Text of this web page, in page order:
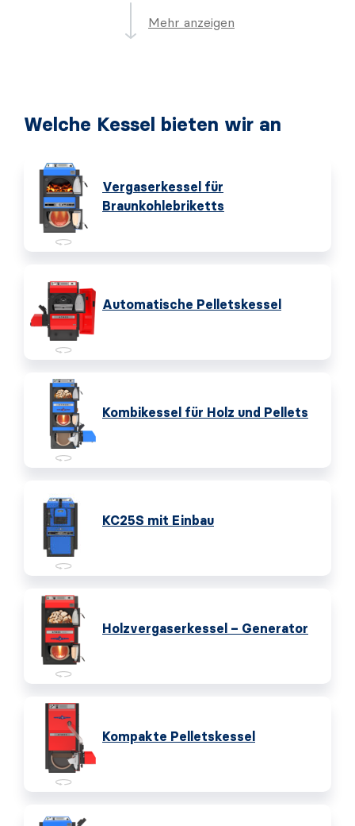
Mehr anzeigen
Welche Kessel bieten wir an
Vergaserkessel für
Braunkohlebriketts
Automatische Pelletskessel
Kombikessel für Holz und Pellets
KC25S mit Einbau
Holzvergaserkessel – Generator
Kompakte Pelletskessel